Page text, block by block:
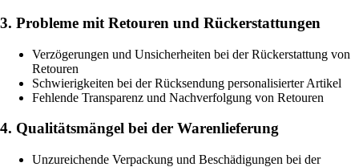
3. Probleme mit Retouren und Rückerstattungen
Verzögerungen und Unsicherheiten bei der Rückerstattung von
Retouren
Schwierigkeiten bei der Rücksendung personalisierter Artikel
Fehlende Transparenz und Nachverfolgung von Retouren
4. Qualitätsmängel bei der Warenlieferung
Unzureichende Verpackung und Beschädigungen bei der